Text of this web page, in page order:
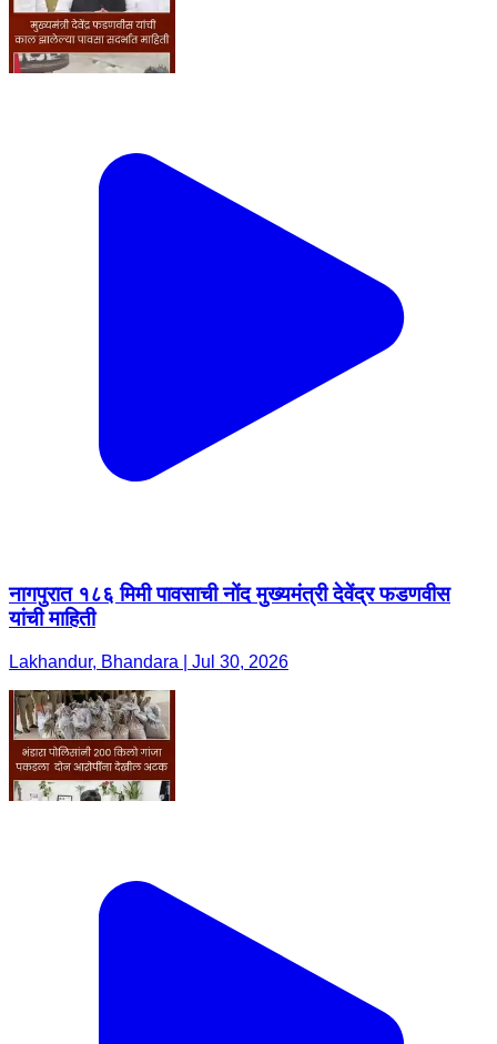
नागपुरात १८६ मिमी पावसाची नोंद मुख्यमंत्री देवेंद्र फडणवीस
यांची माहिती
Lakhandur, Bhandara | Jul 30, 2026